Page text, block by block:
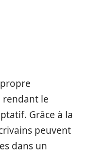
le
Grâce à la
peuvent
dans un